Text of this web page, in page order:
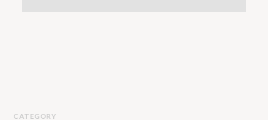
CATEGORY